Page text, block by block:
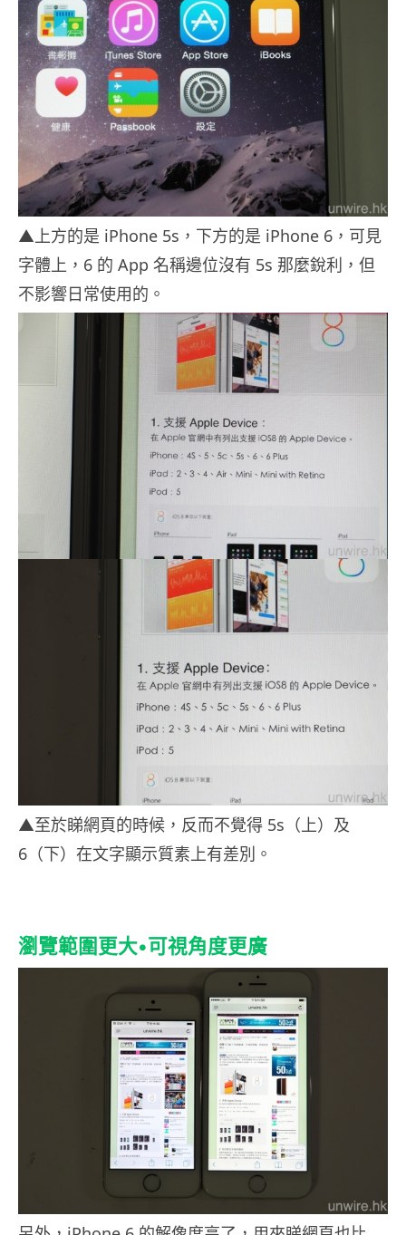
▲上方的是 iPhone 5s，下方的是 iPhone 6，可見
字體上，6 的 App 名稱邊位沒有 5s 那麼銳利，但
不影響日常使用的。
▲至於睇網頁的時候，反而不覺得 5s（上）及
6（下）在文字顯示質素上有差別。
瀏覽範圍更大•可視角度更廣